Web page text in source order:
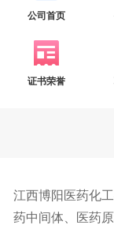
公司首页
证书荣誉
江西博阳医药化
药中间体、医药